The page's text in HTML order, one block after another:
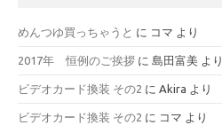
めんつゆ買っちゃうと に コマ より
2017年 恒例のご挨拶 に 島田富美 より
ビデオカード換装 その2 に Akira より
ビデオカード換装 その2 に コマ より